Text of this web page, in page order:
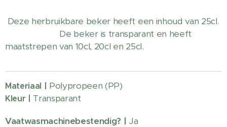
Deze herbruikbare beker heeft een inhoud van 25cl.
De beker is transparant en heeft
maatstrepen van 10cl, 20cl en 25cl.
Materiaal | Polypropeen (PP)
Kleur | Transparant
Vaatwasmachinebestendig? | Ja